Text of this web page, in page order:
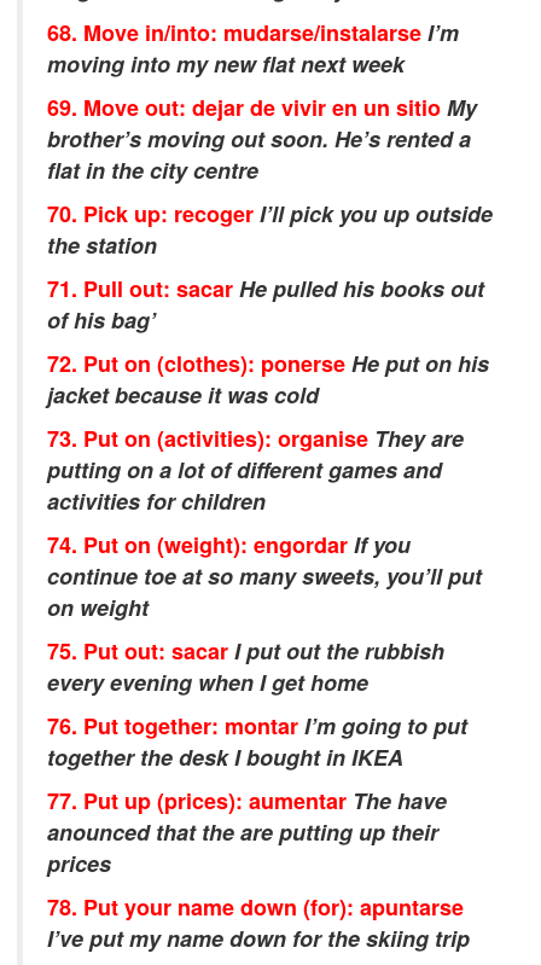
68. Move in/into: mudarse/instalarseI’m
moving into my new flat next week
69. Move out: dejar de vivir en un sitioMy
brother’s moving out soon. He’s rented a
flat in the city centre
70. Pick up: recogerI’ll pick you up outside
the station
71. Pull out: sacarHe pulled his books out
of his bag’
72. Put on (clothes): ponerseHe put on his
jacket because it was cold
73. Put on (activities): organise They are
putting on a lot of different games and
activities for children
74. Put on (weight): engordarIf you
continue toe at so many sweets, you’ll put
on weight
75. Put out: sacarI put out the rubbish
every evening when I get home
76. Put together: montarI’m going to put
together the desk I bought in IKEA
77. Put up (prices): aumentar The have
anounced that the are putting up their
prices
78. Put your name down (for): apuntarse
I’ve put my name down for the skiing trip